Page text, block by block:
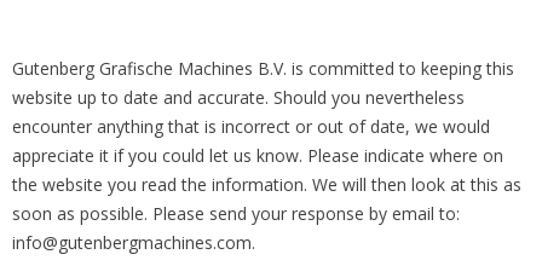
Gutenberg Grafische Machines B.V. is committed to keeping this
website up to date and accurate. Should you nevertheless
encounter anything that is incorrect or out of date, we would
appreciate it if you could let us know. Please indicate where on
the website you read the information. We will then look at this as
soon as possible. Please send your response by email to:
info@gutenbergmachines.com.